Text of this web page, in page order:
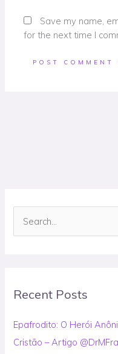
c
f
o
Recent Posts
Epafrodito: O Herói
Cristão – Artigo
Save my name,
for the next time I